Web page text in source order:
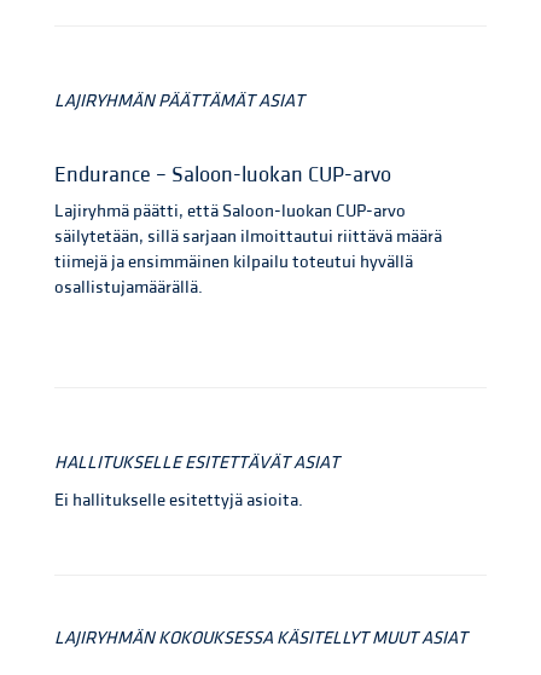
LAJIRYHMÄN PÄÄTTÄMÄT ASIAT
Endurance – Saloon-luokan CUP-arvo
Lajiryhmä päätti, että Saloon-luokan CUP-arvo
säilytetään, sillä sarjaan ilmoittautui riittävä määrä
tiimejä ja ensimmäinen kilpailu toteutui hyvällä
osallistujamäärällä.
HALLITUKSELLE ESITETTÄVÄT ASIAT
Ei hallitukselle esitettyjä asioita.
LAJIRYHMÄN KOKOUKSESSA KÄSITELLYT MUUT ASIAT